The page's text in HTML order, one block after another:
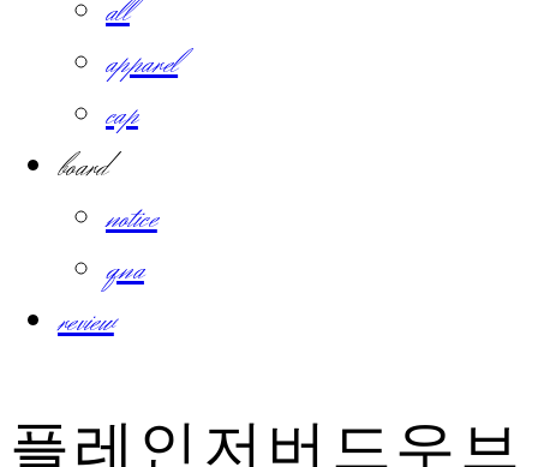
all
apparel
cap
board
notice
qna
review
플레인저버드우브